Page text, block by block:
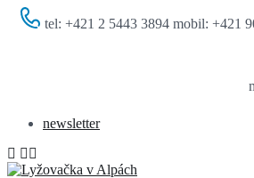
tel: +421 2 5443 3894 mobil: +421
newsletter